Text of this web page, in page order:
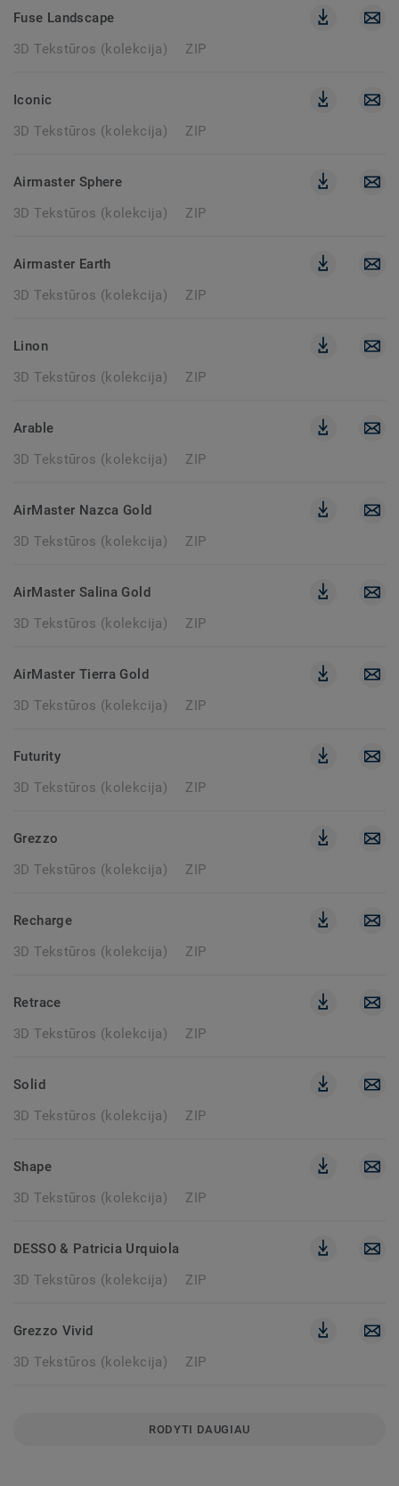
Fuse Landscape
3D Tekstūros (kolekcija)
ZIP
Iconic
3D Tekstūros (kolekcija)
ZIP
Airmaster Sphere
3D Tekstūros (kolekcija)
ZIP
Airmaster Earth
3D Tekstūros (kolekcija)
ZIP
Linon
3D Tekstūros (kolekcija)
ZIP
Arable
3D Tekstūros (kolekcija)
ZIP
AirMaster Nazca Gold
3D Tekstūros (kolekcija)
ZIP
AirMaster Salina Gold
3D Tekstūros (kolekcija)
ZIP
AirMaster Tierra Gold
3D Tekstūros (kolekcija)
ZIP
Futurity
3D Tekstūros (kolekcija)
ZIP
Grezzo
3D Tekstūros (kolekcija)
ZIP
Recharge
3D Tekstūros (kolekcija)
ZIP
Retrace
3D Tekstūros (kolekcija)
ZIP
Solid
3D Tekstūros (kolekcija)
ZIP
Shape
3D Tekstūros (kolekcija)
ZIP
DESSO & Patricia Urquiola
3D Tekstūros (kolekcija)
ZIP
Grezzo Vivid
3D Tekstūros (kolekcija)
ZIP
RODYTI DAUGIAU